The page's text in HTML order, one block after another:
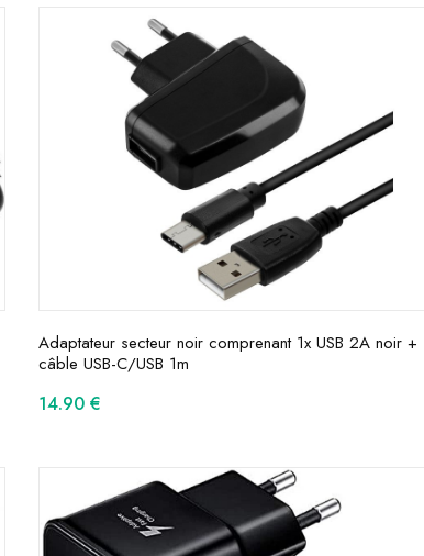
Adaptateur secteur noir comprenant 1x USB 2A noir +
câble USB-C/USB 1m
14.90 €